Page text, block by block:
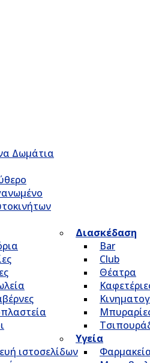
Δωμάτια
Διασκέδαση
Bar
Club
Θέατρα
ιστοσελίδων
Υγεία